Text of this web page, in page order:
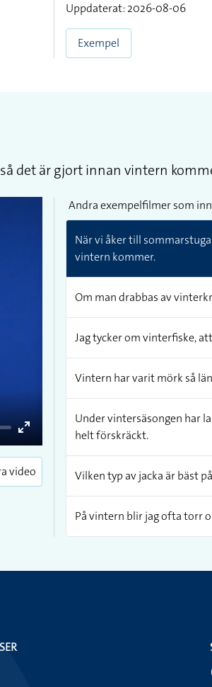
Uppdaterat: 2026-08-06
Exempel
det är gjort innan vintern
Enter
fullscreen
video
Andra exempelfilmer som
När vi åker till
vintern kommer.
Om man drabbas av
Jag tycker om vinterfiske,
Vintern har varit mörk så
Under vintersäsongen har
helt förskräckt.
Vilken typ av jacka är bäst
På vintern blir jag ofta torr